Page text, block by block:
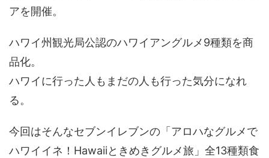
アを開催。
ハワイ州観光局公認のハワイアングルメ9種類を商
品化。
ハワイに行った人もまだの人も行った気分になれ
る。
今回はそんなセブンイレブンの「アロハなグルメで
ハワイイネ！Hawaiiときめきグルメ旅」全13種類食